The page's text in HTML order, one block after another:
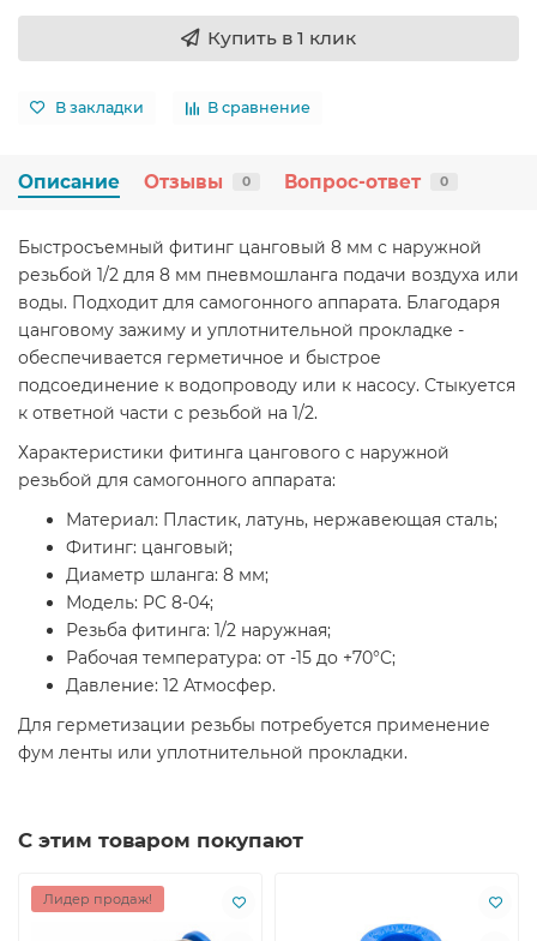
Купить в 1 клик
В закладки В сравнение
Описание Отзывы 0 Вопрос-ответ 0
Быстросъемный фитинг цанговый 8 мм с наружной
резьбой 1/2 для 8 мм пневмошланга подачи воздуха или
воды. Подходит для самогонного аппарата. Благодаря
цанговому зажиму и уплотнительной прокладке -
обеспечивается герметичное и быстрое
подсоединение к водопроводу или к насосу. Стыкуется
к ответной части с резьбой на 1/2.
Характеристики фитинга цангового с наружной
резьбой для самогонного аппарата:
Материал: Пластик, латунь, нержавеющая сталь;
Фитинг: цанговый;
Диаметр шланга: 8 мм;
Модель: PC 8-04;
Резьба фитинга: 1/2 наружная;
Рабочая температура: от -15 до +70°C;
Давление: 12 Атмосфер.
Для герметизации резьбы потребуется применение
фум ленты или уплотнительной прокладки.
С этим товаром покупают
Лидер продаж!